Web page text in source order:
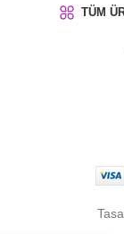
TÜM